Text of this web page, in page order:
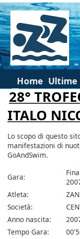
Home Ultime
28°
ITALO
Lo scopo di questo
manifestazioni di
GoAndSwim.
Gara:
Atleta:
Società:
Anno nascita:
Tempo Gara: